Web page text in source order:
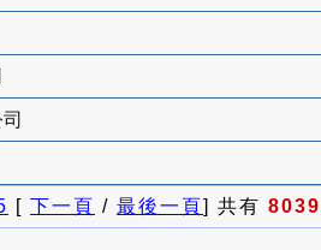
[ 下一頁 / 最後一頁] 共有 8039